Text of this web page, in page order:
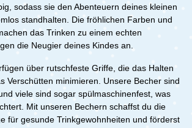
sodass sie den Abenteuern deines kleinen
standhalten. Die fröhlichen Farben und
das Trinken zu einem echten
die Neugier deines Kindes an.
über rutschfeste Griffe, die das Halten
Verschütten minimieren. Unsere Becher sind
viele sind sogar spülmaschinenfest, was
Mit unseren Bechern schaffst du die
für gesunde Trinkgewohnheiten und förderst